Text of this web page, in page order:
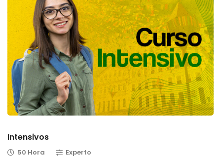
Intensivos
50 Hora Experto